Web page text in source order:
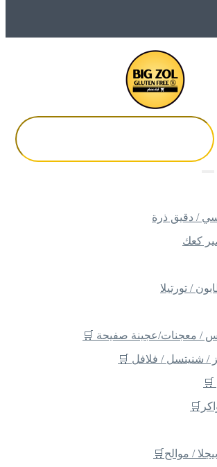
/ دقيق ذرة
كعك
/ تورتيلا
/ معجنات/عجينة صفيحة 🛒
/ شنيتسل / فلافل 🛒
/ موالح🛒